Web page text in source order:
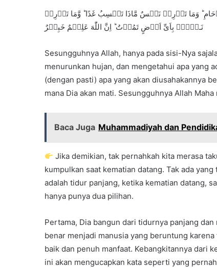
وَمَا تَدۡرِىۡ نَفۡسٌ مَّاذَا تَكۡسِبُ غَدًا‌ ؕ وَّمَا تَدۡرِىۡ
نَـفۡسٌۢ بِاَىِّ اَرۡضٍ تَمُوۡتُ ‌ؕ اِنَّ اللّٰهَ عَلِيۡمٌ خَبِيۡرٌ
Sesungguhnya Allah, hanya pada sisi-Nya
menurunkan hujan, dan mengetahui apa yang
(dengan pasti) apa yang akan diusahakannya
mana Dia akan mati. Sesungguhnya Allah
Baca Juga Muhammadiyah dan
Jika demikian, tak pernahkah kita merasa
kumpulkan saat kematian datang. Tak ada
adalah tidur panjang, ketika kematian datang,
hanya punya dua pilihan.
Pertama, Dia bangun dari tidurnya panjang
benar menjadi manusia yang beruntung
baik dan penuh manfaat. Kebangkitannya dari
ini akan mengucapkan kata seperti yang